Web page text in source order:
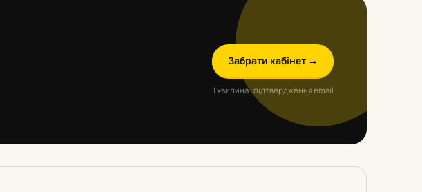
Забрати кабінет →
1 хвилина · підтвердження email